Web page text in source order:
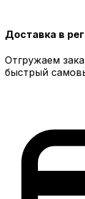
Доставка в
Отгружаем
быстрый